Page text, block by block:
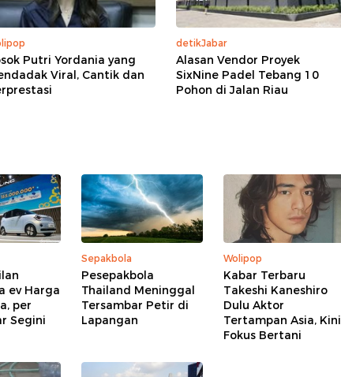
Putri Yordania yang
Viral, Cantik dan
detikJabar
Alasan Vendor Proyek
SixNine Padel Tebang 10
Pohon di Jalan Riau
ev Harga
per
Segini
Sepakbola
Pesepakbola
Thailand Meninggal
Tersambar Petir di
Lapangan
Wolipop
Kabar Terbaru
Takeshi Kaneshiro
Dulu Aktor
Tertampan Asia, Kini
Fokus Bertani